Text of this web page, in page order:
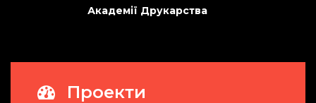
Академії Друкарства
Проекти